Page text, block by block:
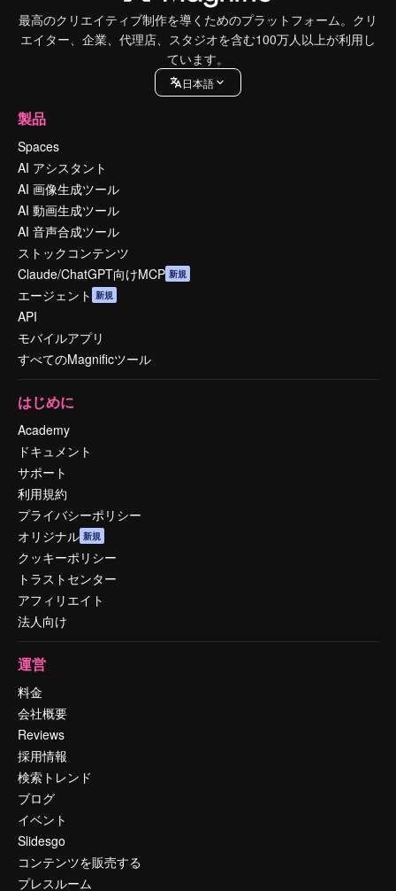
最高のクリエイティブ制作を導くためのプラットフォーム。クリ
エイター、企業、代理店、スタジオを含む100万人以上が利用し
ています。
日本語
製品
Spaces
AI アシスタント
AI 画像生成ツール
AI 動画生成ツール
AI 音声合成ツール
ストックコンテンツ
Claude/ChatGPT向けMCP 新規
エージェント 新規
API
モバイルアプリ
すべてのMagnificツール
はじめに
Academy
ドキュメント
サポート
利用規約
プライバシーポリシー
オリジナル 新規
クッキーポリシー
トラストセンター
アフィリエイト
法人向け
運営
料金
会社概要
Reviews
採用情報
検索トレンド
ブログ
イベント
Slidesgo
コンテンツを販売する
プレスルーム